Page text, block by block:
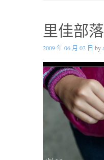
里佳部
2009 年 06 月 02 日 by